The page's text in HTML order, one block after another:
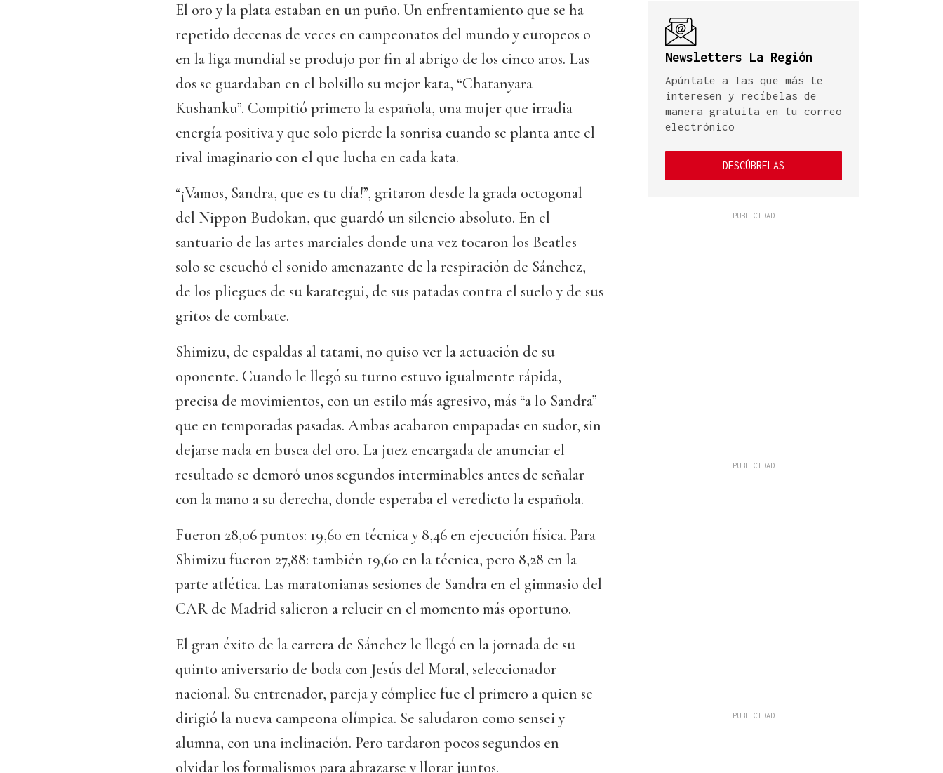
El oro y la plata estaban en un puño. Un enfrentamiento que se ha
repetido decenas de veces en campeonatos del mundo y europeos o
en la liga mundial se produjo por fin al abrigo de los cinco aros. Las
dos se guardaban en el bolsillo su mejor kata, “Chatanyara
Kushanku”. Compitió primero la española, una mujer que irradia
energía positiva y que solo pierde la sonrisa cuando se planta ante el
rival imaginario con el que lucha en cada kata.
“¡Vamos, Sandra, que es tu día!”, gritaron desde la grada octogonal
del Nippon Budokan, que guardó un silencio absoluto. En el
santuario de las artes marciales donde una vez tocaron los Beatles
solo se escuchó el sonido amenazante de la respiración de Sánchez,
de los pliegues de su karategui, de sus patadas contra el suelo y de sus
gritos de combate.
Shimizu, de espaldas al tatami, no quiso ver la actuación de su
oponente. Cuando le llegó su turno estuvo igualmente rápida,
precisa de movimientos, con un estilo más agresivo, más “a lo Sandra”
que en temporadas pasadas. Ambas acabaron empapadas en sudor, sin
dejarse nada en busca del oro. La juez encargada de anunciar el
resultado se demoró unos segundos interminables antes de señalar
con la mano a su derecha, donde esperaba el veredicto la española.
Fueron 28,06 puntos: 19,60 en técnica y 8,46 en ejecución física. Para
Shimizu fueron 27,88: también 19,60 en la técnica, pero 8,28 en la
parte atlética. Las maratonianas sesiones de Sandra en el gimnasio del
CAR de Madrid salieron a relucir en el momento más oportuno.
El gran éxito de la carrera de Sánchez le llegó en la jornada de su
quinto aniversario de boda con Jesús del Moral, seleccionador
nacional. Su entrenador, pareja y cómplice fue el primero a quien se
dirigió la nueva campeona olímpica. Se saludaron como sensei y
alumna, con una inclinación. Pero tardaron pocos segundos en
olvidar los formalismos para abrazarse y llorar juntos.
Newsletters La Región
Apúntate a las que más te
interesen y recíbelas de
manera gratuita en tu correo
electrónico
DESCÚBRELAS